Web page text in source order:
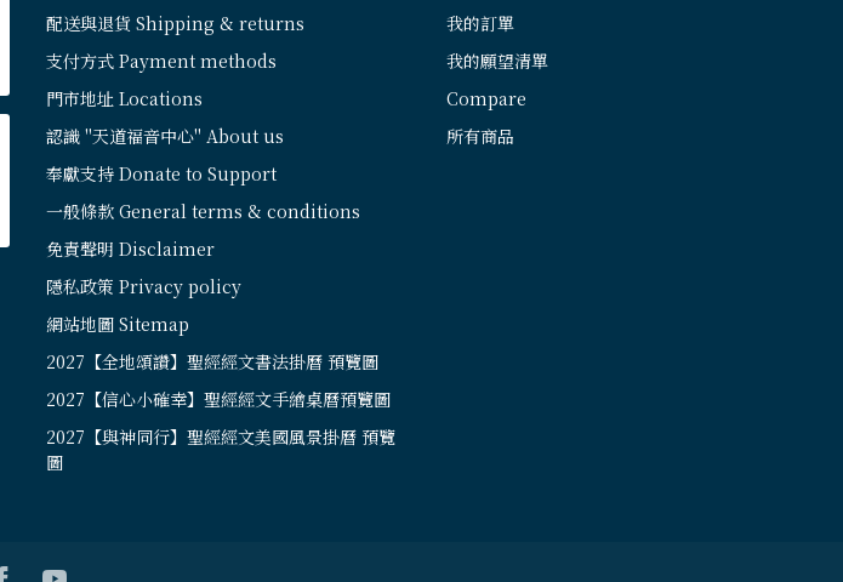
配送與退貨 Shipping & returns
支付方式 Payment methods
門市地址 Locations
認識 "天道福音中心" About us
奉獻支持 Donate to Support
一般條款 General terms & conditions
免責聲明 Disclaimer
隱私政策 Privacy policy
網站地圖 Sitemap
2027【全地頌讚】聖經經文書法掛曆 預覽圖
2027【信心小確幸】聖經經文手繪桌曆預覽圖
2027【與神同行】聖經經文美國風景掛曆 預覽
圖
我的訂單
我的願望清單
Compare
所有商品